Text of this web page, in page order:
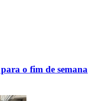
o fim de semana